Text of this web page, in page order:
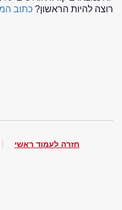
רוצה להיות הראשון? כתוב
חזרה לעמוד ראשי